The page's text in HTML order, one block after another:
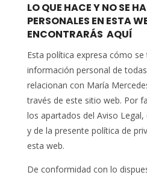
LO QUE HACE Y NO SE
PERSONALES EN ESTA
ENCONTRARÁS AQUÍ
Esta política expresa cómo
información personal de
relacionan con María
través de este sitio web. Por
los apartados del Aviso
y de la presente política de
esta web.
De conformidad con lo